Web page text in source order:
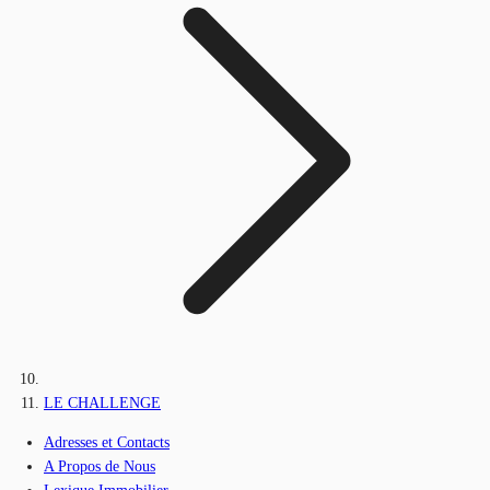
LE CHALLENGE
Adresses et Contacts
A Propos de Nous